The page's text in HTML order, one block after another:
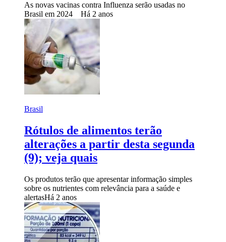
As novas vacinas contra Influenza serão usadas no
Brasil em 2024 Há 2 anos
Brasil
Rótulos de alimentos terão
alterações a partir desta segunda
(9); veja quais
Os produtos terão que apresentar informação simples
sobre os nutrientes com relevância para a saúde e
alertasHá 2 anos